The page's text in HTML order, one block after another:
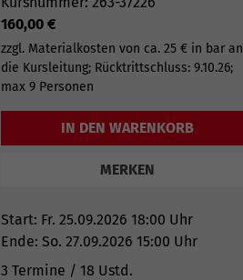
160,00 €
zzgl. Materialkosten von ca. 25 € in bar an
die Kursleitung; Rücktrittschluss: 9.10.26;
max 9 Personen
IN DEN WARENKORB
MERKEN
Start: Fr. 25.09.2026 18:00 Uhr
Ende: So. 27.09.2026 15:00 Uhr
3 Termine / 18 Ustd.